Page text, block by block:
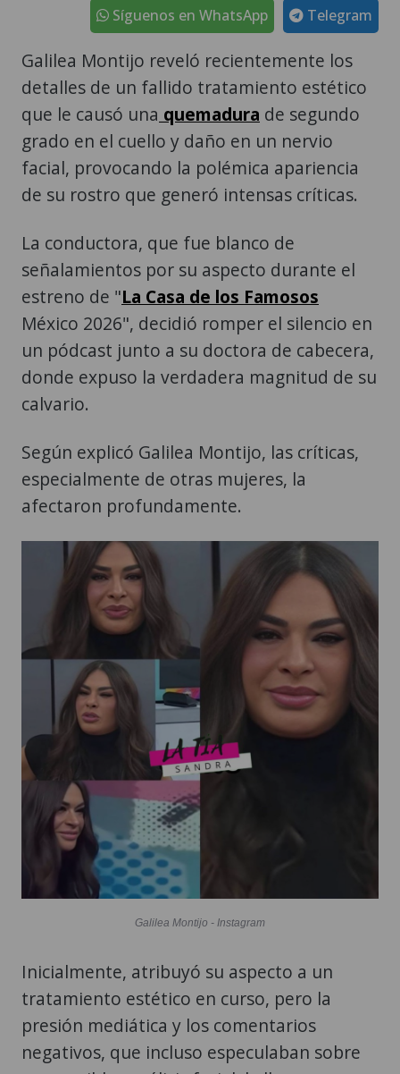
Telegram
Síguenos en WhatsApp
Galilea Montijo reveló recientemente los
detalles de un fallido tratamiento estético
que le causó una quemadura de segundo
grado en el cuello y daño en un nervio
facial, provocando la polémica apariencia
de su rostro que generó intensas críticas.
La conductora, que fue blanco de
señalamientos por su aspecto durante el
estreno de "La Casa de los Famosos
México 2026", decidió romper el silencio en
un pódcast junto a su doctora de cabecera,
donde expuso la verdadera magnitud de su
calvario.
Según explicó Galilea Montijo, las críticas,
especialmente de otras mujeres, la
afectaron profundamente.
Galilea Montijo - Instagram
Inicialmente, atribuyó su aspecto a un
tratamiento estético en curso, pero la
presión mediática y los comentarios
negativos, que incluso especulaban sobre